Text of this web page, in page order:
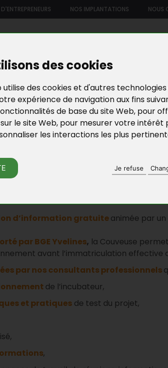
des cookies
utilise des cookies et d'autres
expérience de navigation aux fins
de base du site Web, pour
le site Web, pour mesurer votre intérêt
les interactions les plus
Je refuse
NOS IMPLANTATIONS NOUS
DE BGE
d’information gratuiteanimée par
par BGE Yvelines, la Couveuse
avant l’immatriculation effective
par nos consultants professionnels
de l’incubateur,
et pratiques de test du projet,
,